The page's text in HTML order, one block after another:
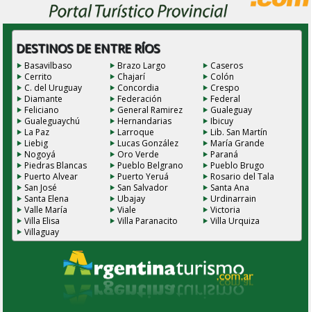
DESTINOS DE ENTRE RÍOS
Basavilbaso Brazo Largo
Caseros
Cerrito
Chajarí
Colón
C. del Uruguay
Concordia
Crespo
Diamante
Federación
Federal
Feliciano
General Ramirez
Gualeguay
Gualeguaychú
Hernandarias
Ibicuy
La Paz
Larroque
Lib. San Martín
Liebig
Lucas González
María Grande
Nogoyá
Oro Verde
Paraná
Piedras Blancas
Pueblo Belgrano
Pueblo Brugo
Puerto Alvear
Puerto Yeruá
Rosario del Tala
San José
San Salvador
Santa Ana
Santa Elena
Ubajay
Urdinarrain
Valle María
Viale
Victoria
Villa Elisa
Villa Paranacito
Villa Urquiza
Villaguay